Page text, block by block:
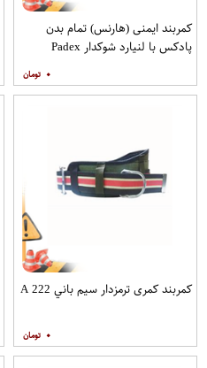
کمربند ایمنی (هارنس) تمام بدن
پادکس با لنیارد شوکدار Padex
۰
کمربند کمری ترمزدار سيم باني A 222
۰